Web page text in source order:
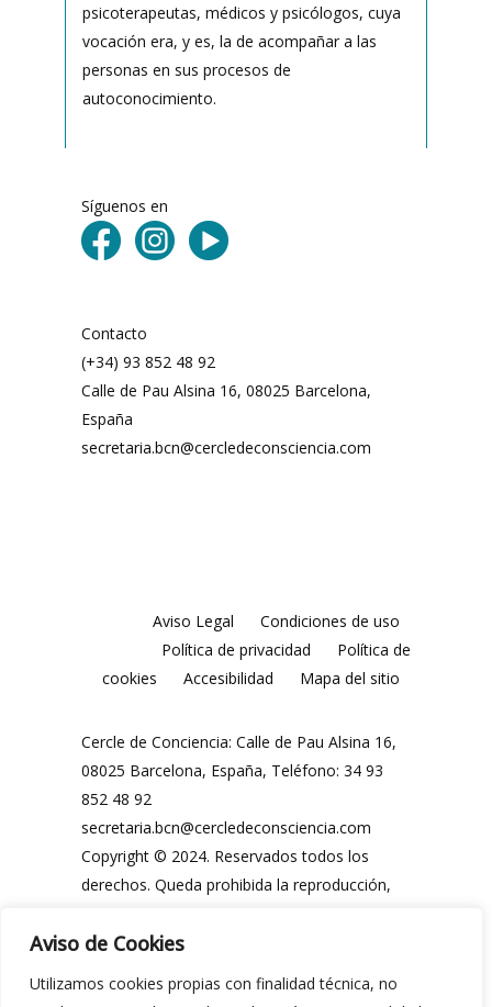
Aviso de Cookies
Utilizamos cookies propias con finalidad técnica, no
psicoterapeutas, médicos y psicólogos, cuya
vocación era, y es, la de acompañar a las
personas en sus procesos de
autoconocimiento.
Síguenos en
Contacto
(+34) 93 852 48 92
Calle de Pau Alsina 16, 08025 Barcelona,
España
secretaria.bcn@cercledeconsciencia.com
Aviso Legal
Condiciones de uso
Política de privacidad
Política de
cookies
Accesibilidad Mapa del sitio
Cercle de Conciencia: Calle de Pau Alsina 16,
08025 Barcelona, España, Teléfono: 34 93
852 48 92
secretaria.bcn@cercledeconsciencia.com
Copyright © 2024. Reservados todos los
derechos. Queda prohibida la reproducción,
utilización, total o parcial, de los contenidos
sin previa y expresa autorización por escrito